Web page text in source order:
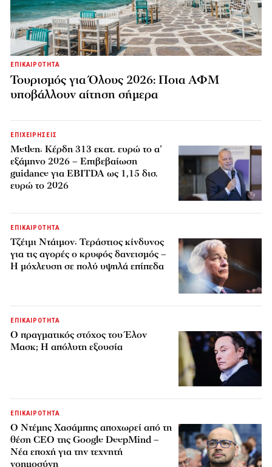
ΕΠΙΚΑΙΡΟΤΗΤΑ
Τουρισμός για Όλους 2026: Ποια ΑΦΜ
υποβάλλουν αίτηση σήμερα
ΕΠΙΧΕΙΡΗΣΕΙΣ
Metlen: Κέρδη 313 εκατ. ευρώ το α’
εξάμηνο 2026 – Επιβεβαίωση
guidance για EBITDA ως 1,15 δισ.
ευρώ το 2026
ΕΠΙΚΑΙΡΟΤΗΤΑ
Τζέιμι Ντάιμον: Τεράστιος κίνδυνος
για τις αγορές ο κρυφός δανεισμός –
Η μόχλευση σε πολύ υψηλά επίπεδα
ΕΠΙΚΑΙΡΟΤΗΤΑ
Ο πραγματικός στόχος του Έλον
Μασκ; Η απόλυτη εξουσία
ΕΠΙΚΑΙΡΟΤΗΤΑ
Ο Ντέμης Χασάμπης αποχωρεί από τη
θέση CEO της Google DeepMind –
Νέα εποχή για την τεχνητή
νοημοσύνη